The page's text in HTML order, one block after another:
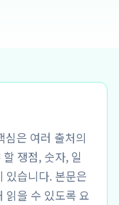
은 여러 출처의
쟁점, 숫자, 일
있습니다. 본문은
읽을 수 있도록 요